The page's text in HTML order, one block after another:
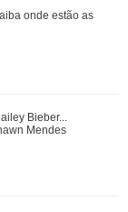
Bieber...
...
que mais revelou a
onde estão as
Bieber...
Mendes